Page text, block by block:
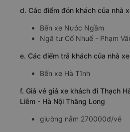
d. Các điểm đón khách của nhà
Bến xe Nước Ngầm
Ngã tư Cổ Nhuế - Phạm
e. Các điểm trả khách của nhà
Bến xe Hà Tĩnh
f. Giá vé giá xe khách đi Thạch
Liêm - Hà Nội Thăng Long
giường nằm 270000đ/vé